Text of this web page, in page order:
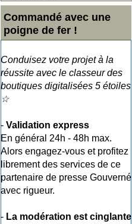
Commandé avec une
poigne de fer !
Conduisez votre projet à la
réussite avec le classeur des
boutiques digitalisées 5 étoiles
☆
- Validation express
En général 24h - 48h max.
Alors engagez-vous et profitez
librement des services de ce
partenaire de presse Gouverné
avec rigueur.
- La modération est cinglante